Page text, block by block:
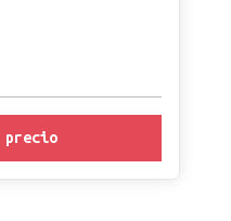
precio